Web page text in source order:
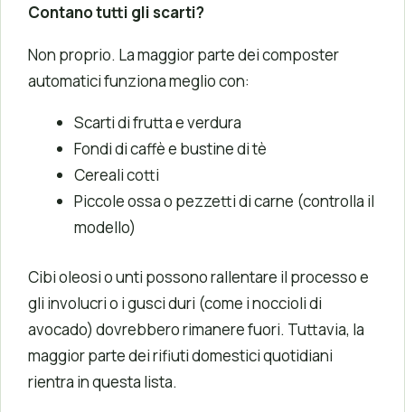
Contano tutti gli scarti?
Non proprio. La maggior parte dei composter
automatici funziona meglio con:
Scarti di frutta e verdura
Fondi di caffè e bustine di tè
Cereali cotti
Piccole ossa o pezzetti di carne (controlla il
modello)
Cibi oleosi o unti possono rallentare il processo e
gli involucri o i gusci duri (come i noccioli di
avocado) dovrebbero rimanere fuori. Tuttavia, la
maggior parte dei rifiuti domestici quotidiani
rientra in questa lista.